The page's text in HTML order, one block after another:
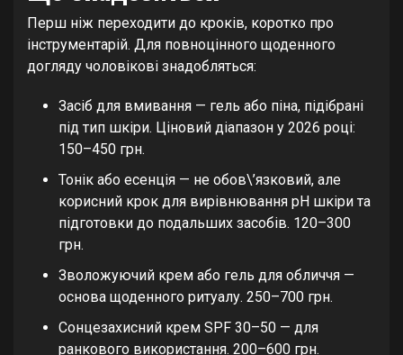
Перш ніж переходити до кроків, коротко про
інструментарій. Для повноцінного щоденного
догляду чоловікові знадобляться:
Засіб для вмивання — гель або піна, підібрані
під тип шкіри. Ціновий діапазон у 2026 році:
150–450 грн.
Тонік або есенція — не обов\’язковий, але
корисний крок для вирівнювання pH шкіри та
підготовки до подальших засобів. 120–300
грн.
Зволожуючий крем або гель для обличчя —
основа щоденного ритуалу. 250–700 грн.
Сонцезахисний крем SPF 30–50 — для
ранкового використання. 200–600 грн.